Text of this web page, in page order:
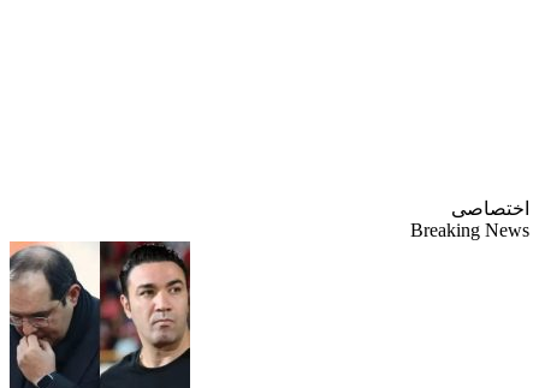
اختصاصی
Breaking News